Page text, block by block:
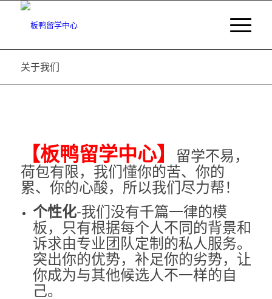
关于我们
【板鸭留学中心】 留学不易，
荷包有限，我们懂你的苦、你的
累、你的心酸，所以我们尽力帮！
个性化-我们没有千篇一律的模
板，只有根据每个人不同的背景和
诉求由专业团队定制的私人服务。
突出你的优势，补足你的劣势，让
你成为与其他候选人不一样的自
己。